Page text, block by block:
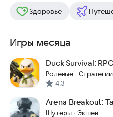
Здоровье
Игры месяца
Duck Survival:
Ролевые · Стратегии
4.3
Arena Breakout:
Шутеры · Экшен